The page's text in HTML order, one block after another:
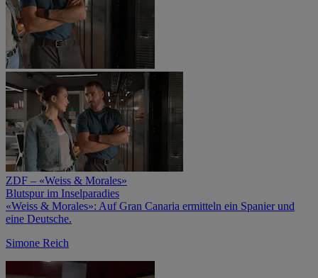
ZDF – «Weiss & Morales»
Blutspur im Inselparadies
«Weiss & Morales»: Auf Gran Canaria ermitteln ein Spanier und
eine Deutsche.
Simone Reich